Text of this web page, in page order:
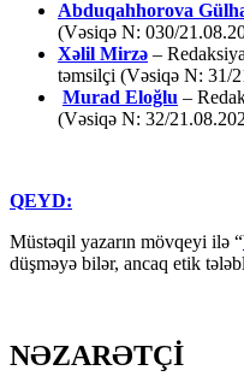
Abduqahhorova
(Vəsiqə N: 030/
Xəlil Mirzə –
təmsilçi (Vəsiqə N: 31/
Murad Eloğlu –
(Vəsiqə N: 32/
QEYD:
Müstəqil yazarın mövqeyi ilə “
düşməyə bilər, ancaq etik
NƏZARƏTÇİ